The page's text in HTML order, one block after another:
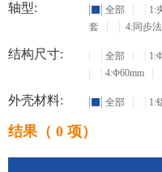
轴型: 全部 1:
套
4:同步
结构尺寸: 全部
4:Φ60mm
外壳材料: 全部 1:
结果（ 0 项）